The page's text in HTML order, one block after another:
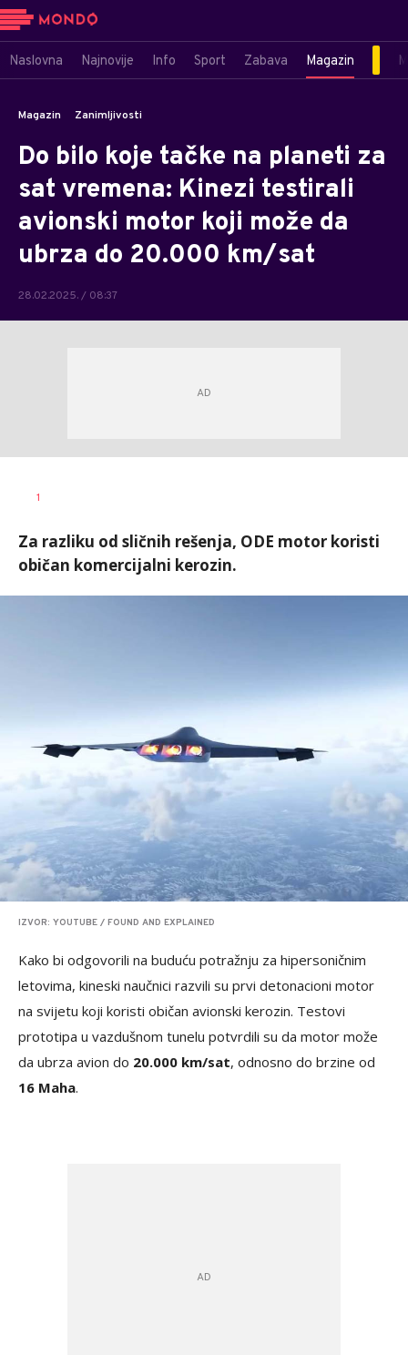
Naslovna Najnovije Info Sport Zabava Magazin
Magazin Zanimljivosti
Do bilo koje tačke na planeti za
sat vremena: Kinezi testirali
avionski motor koji može da
ubrza do 20.000 km/sat
28.02.2025. / 08:37
AUTOR
1
Za razliku od sličnih rešenja, ODE motor koristi
običan komercijalni kerozin.
IZVOR: YOUTUBE / FOUND AND EXPLAINED
Kako bi odgovorili na buduću potražnju za hipersoničnim
letovima, kineski naučnici razvili su prvi detonacioni motor
na svijetu koji koristi običan avionski kerozin. Testovi
prototipa u vazdušnom tunelu potvrdili su da motor može
da ubrza avion do 20.000 km/sat, odnosno do brzine od
16 Maha.